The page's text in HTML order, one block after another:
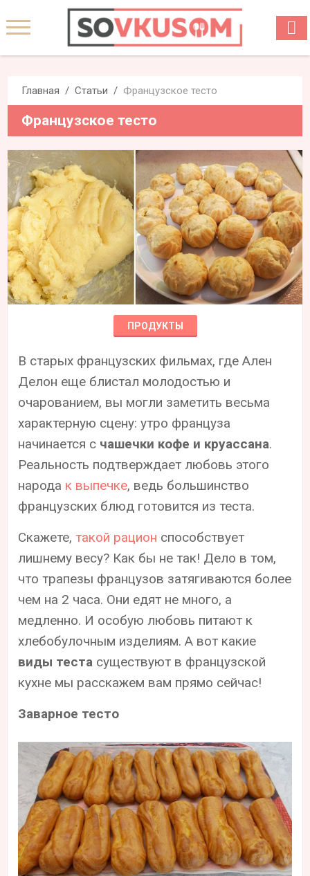
Главная Статьи Французское тесто
Французское тесто
ПРОДУКТЫ
В старых французских фильмах, где Ален
Делон еще блистал молодостью и
очарованием, вы могли заметить весьма
характерную сцену: утро француза
начинается с чашечки кофе и круассана.
Реальность подтверждает любовь этого
народа к выпечке, ведь большинство
французских блюд готовится из теста.
Скажете,такой рацион способствует
лишнему весу? Как бы не так! Дело в том,
что трапезы французов затягиваются более
чем на 2 часа. Они едят не много, а
медленно. И особую любовь питают к
хлебобулочным изделиям. А вот какие
виды теста существуют в французской
кухне мы расскажем вам прямо сейчас!
Заварное тесто